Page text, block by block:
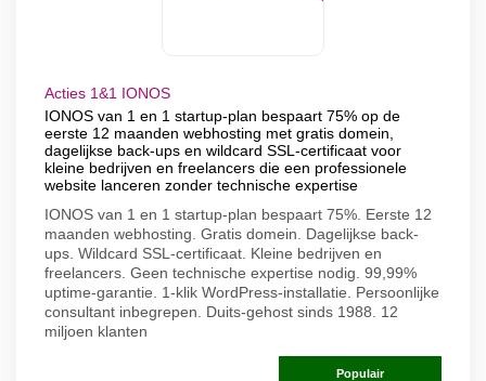
Acties 1&1 IONOS
IONOS van 1 en 1 startup-plan bespaart 75% op de
eerste 12 maanden webhosting met gratis domein,
dagelijkse back-ups en wildcard SSL-certificaat voor
kleine bedrijven en freelancers die een professionele
website lanceren zonder technische expertise
IONOS van 1 en 1 startup-plan bespaart 75%. Eerste 12
maanden webhosting. Gratis domein. Dagelijkse back-
ups. Wildcard SSL-certificaat. Kleine bedrijven en
freelancers. Geen technische expertise nodig. 99,99%
uptime-garantie. 1-klik WordPress-installatie. Persoonlijke
consultant inbegrepen. Duits-gehost sinds 1988. 12
miljoen klanten
Populair